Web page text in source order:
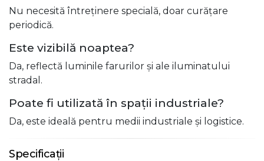
Nu necesită întreținere specială, doar curățare
periodică.
Este vizibilă noaptea?
Da, reflectă luminile farurilor și ale iluminatului
stradal.
Poate fi utilizată în spații industriale?
Da, este ideală pentru medii industriale și logistice.
Specificații